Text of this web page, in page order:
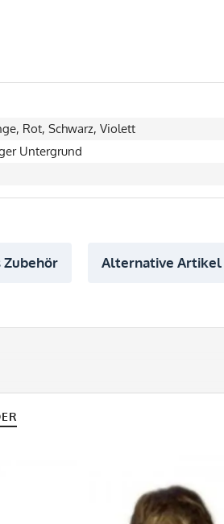
Rot, Schwarz, Violett
Untergrund
Zubehör Alternative Artikel